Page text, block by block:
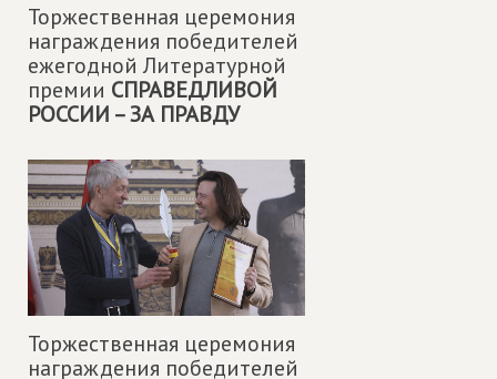
Торжественная церемония
награждения победителей
ежегодной Литературной
премии СПРАВЕДЛИВОЙ
РОССИИ – ЗА ПРАВДУ
Торжественная церемония
награждения победителей